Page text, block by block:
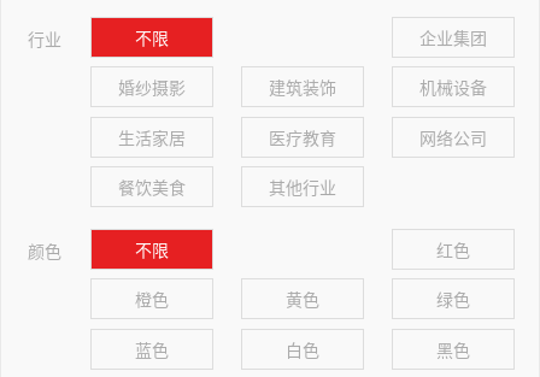
行业 不限 企业集团
婚纱摄影 建筑装饰 机械设备
生活家居 医疗教育 网络公司
餐饮美食 其他行业
颜色 不限 红色
橙色 黄色 绿色
蓝色 白色 黑色